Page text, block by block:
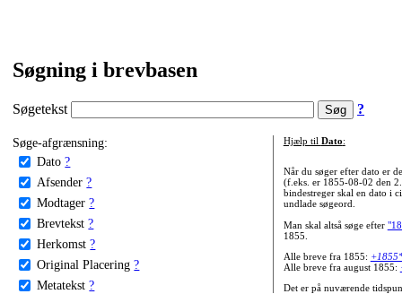
Søgning i brevbasen
Søgetekst ?
Søge-afgrænsning:
Dato ?
Afsender ?
Modtager ?
Brevtekst ?
Herkomst ?
Original Placering ?
Metatekst ?
Hjælp til Dato:
Når du søger efter dato er
(f.eks. er 1855-08-02 den
bindestreger skal en dato i
undlade søgeord.
Man skal altså søge efter
1855.
Alle breve fra 1855:
Alle breve fra august 1855:
Det er på nuværende